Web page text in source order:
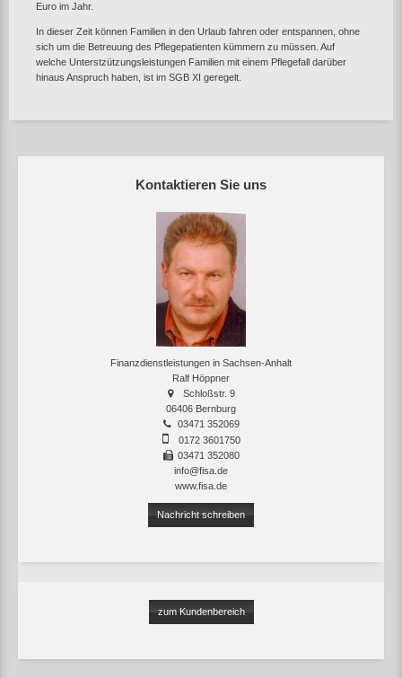
Kontaktieren Sie uns
Finanzdienstleistungen in Sachsen-Anhalt
Ralf Höppner
Schloßstr. 9
06406 Bernburg
03471 352069
0172 3601750
03471 352080
info@fisa.de
www.fisa.de
Nachricht schreiben
zum Kundenbereich
Euro im Jahr.
In dieser Zeit können Familien in den Urlaub fahren oder entspannen, ohne
sich um die Betreuung des Pflegepatienten kümmern zu müssen. Auf
welche Unterstzützungsleistungen Familien mit einem Pflegefall darüber
hinaus Anspruch haben, ist im SGB XI geregelt.